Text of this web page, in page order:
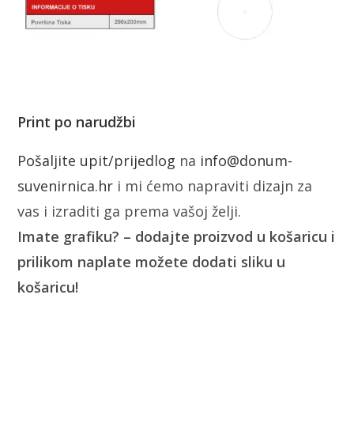
Print po narudžbi
Pošaljite upit/prijedlog na info@donum-
suvenirnica.hr i mi ćemo napraviti dizajn za
vas i izraditi ga prema vašoj želji.
Imate grafiku? – dodajte proizvod u košaricu i
prilikom naplate možete dodati sliku u
košaricu!